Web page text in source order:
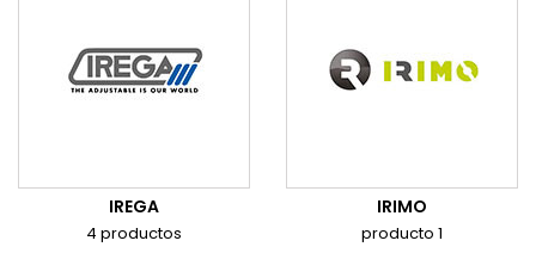
IREGA
4 productos
IRIMO
producto 1